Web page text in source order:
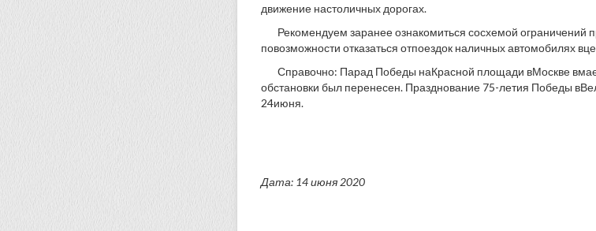
движение настоличных дорогах.
Рекомендуем заранее ознакомиться сосхемой ограничений
повозможности отказаться отпоездок наличных автомобилях
Справочно: Парад Победы наКрасной площади вМоскве вмае
обстановки был перенесен. Празднование 75-летия Победы
24июня.
Дата: 14 июня 2020